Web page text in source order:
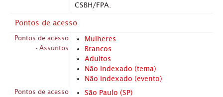
CSBH/FPA.
Pontos de acesso
Pontos de acesso
- Assuntos
Mulheres
Brancos
Adultos
Não indexado (tema)
Não indexado (evento)
Pontos de acesso
São Paulo (SP)